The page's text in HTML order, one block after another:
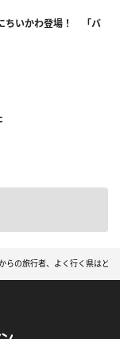
ちいかわ登場！ 「バ
らの旅行者、よく行く県はど